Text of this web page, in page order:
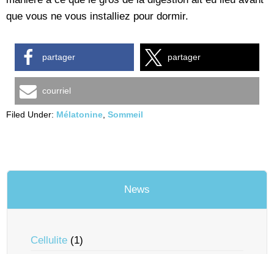
que vous ne vous installiez pour dormir.
partager partager
courriel
Filed Under: Mélatonine Sommeil
News
Cellulite (1)